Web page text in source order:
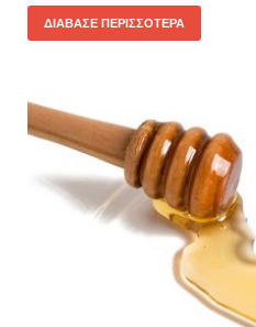
ΔΙΆΒΑΣΕ ΠΕΡΙΣΣΌΤΕΡΑ